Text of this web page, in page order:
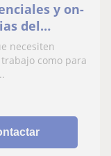
y on-
del
necesiten
como para